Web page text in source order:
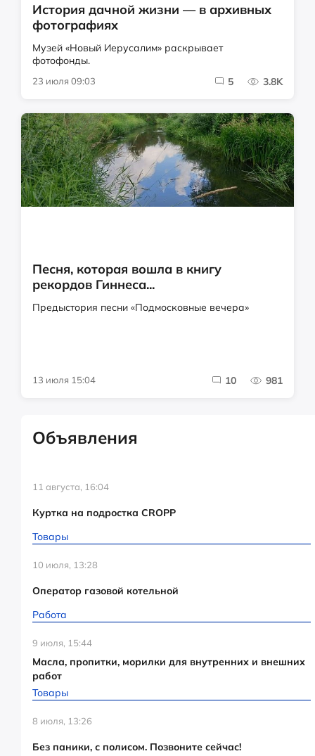
История дачной жизни — в архивных
фотографиях
Музей «Новый Иерусалим» раскрывает
фотофонды.
23 июля 09:03 5 3.8K
Песня, которая вошла в книгу
рекордов Гиннеса...
Предыстория песни «Подмосковные вечера»
13 июля 15:04 10 981
Объявления
11 августа, 16:04
Куртка на подростка CROPP
Товары
10 июля, 13:28
Оператор газовой котельной
Работа
9 июля, 15:44
Масла, пропитки, морилки для внутренних и внешних
работ
Товары
8 июля, 13:26
Без паники, с полисом. Позвоните сейчас!